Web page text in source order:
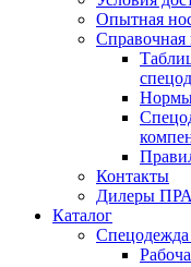
Опытная
Нормы
Контакты
Дилеры
Каталог
Спецодежда